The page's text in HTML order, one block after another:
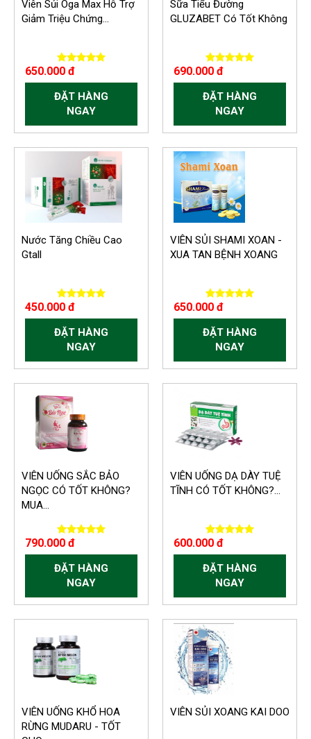
Viên Sủi Oga Max Hỗ Trợ
Giảm Triệu Chứng...
650.000 đ
ĐẶT HÀNG
NGAY
Sữa Tiểu Đường
GLUZABET Có Tốt Không
690.000 đ
ĐẶT HÀNG
NGAY
Nước Tăng Chiều Cao
Gtall
450.000 đ
ĐẶT HÀNG
NGAY
VIÊN SỦI SHAMI XOAN -
XUA TAN BỆNH XOANG
650.000 đ
ĐẶT HÀNG
NGAY
VIÊN UỐNG SẮC BẢO
NGỌC CÓ TỐT KHÔNG?
MUA...
790.000 đ
ĐẶT HÀNG
NGAY
VIÊN UỐNG DẠ DÀY TUỆ
TĨNH CÓ TỐT KHÔNG?...
600.000 đ
ĐẶT HÀNG
NGAY
VIÊN UỐNG KHỔ HOA
RỪNG MUDARU - TỐT
VIÊN SỦI XOANG KAI DOO